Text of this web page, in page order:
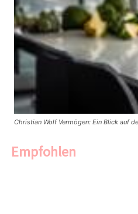
Christian Wolf Vermögen: Ein Blick auf
Empfohlen